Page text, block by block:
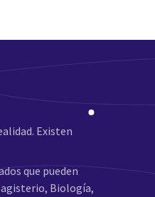
Existen
que pueden
Biología,